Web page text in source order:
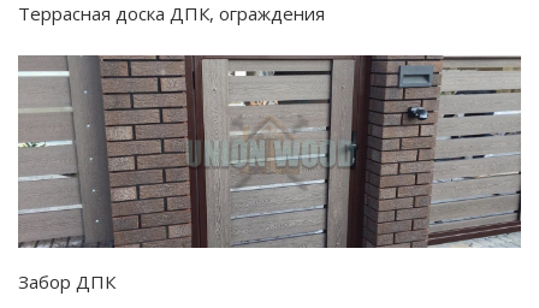
Террасная доска ДПК, ограждения
Забор ДПК